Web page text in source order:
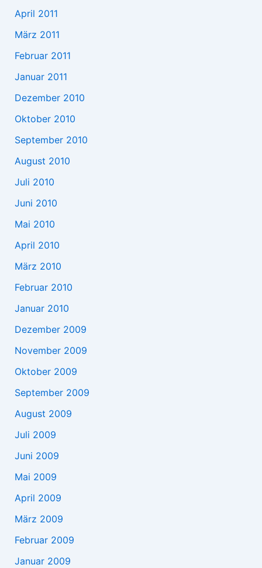
April 2011
März 2011
Februar 2011
Januar 2011
Dezember 2010
Oktober 2010
September 2010
August 2010
Juli 2010
Juni 2010
Mai 2010
April 2010
März 2010
Februar 2010
Januar 2010
Dezember 2009
November 2009
Oktober 2009
September 2009
August 2009
Juli 2009
Juni 2009
Mai 2009
April 2009
März 2009
Februar 2009
Januar 2009